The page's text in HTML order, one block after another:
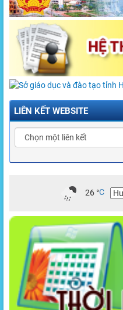
LIÊN KẾT WEBSITE
26°C